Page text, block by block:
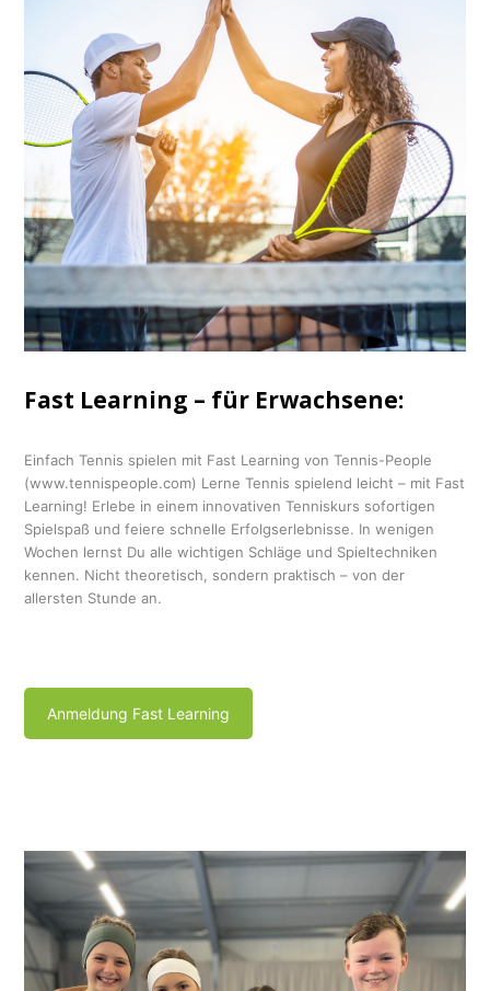
Fast Learning – für Erwachsene:
Einfach Tennis spielen mit Fast Learning von Tennis-People
(www.tennispeople.com) Lerne Tennis spielend leicht – mit Fast
Learning! Erlebe in einem innovativen Tenniskurs sofortigen
Spielspaß und feiere schnelle Erfolgserlebnisse. In wenigen
Wochen lernst Du alle wichtigen Schläge und Spieltechniken
kennen. Nicht theoretisch, sondern praktisch – von der
allersten Stunde an.
Anmeldung Fast Learning